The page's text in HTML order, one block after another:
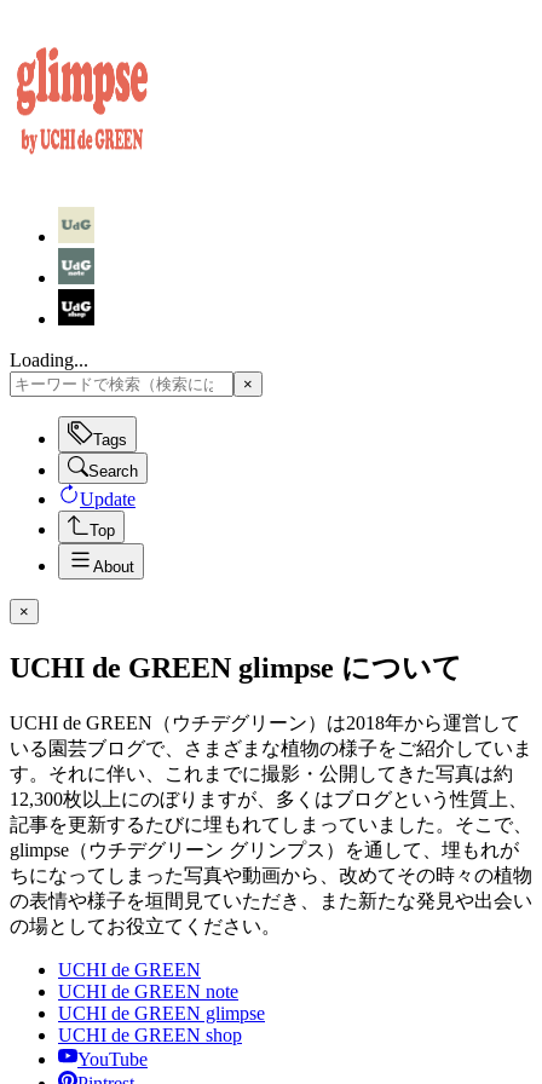
Loading...
×
Tags
Search
Update
Top
About
×
UCHI de GREEN glimpse について
UCHI de GREEN（ウチデグリーン）は2018年から運営して
いる園芸ブログで、さまざまな植物の様子をご紹介していま
す。それに伴い、これまでに撮影・公開してきた写真は約
12,300枚以上にのぼりますが、多くはブログという性質上、
記事を更新するたびに埋もれてしまっていました。そこで、
glimpse（ウチデグリーン グリンプス）を通して、埋もれが
ちになってしまった写真や動画から、改めてその時々の植物
の表情や様子を垣間見ていただき、また新たな発見や出会い
の場としてお役立てください。
UCHI de GREEN
UCHI de GREEN note
UCHI de GREEN glimpse
UCHI de GREEN shop
YouTube